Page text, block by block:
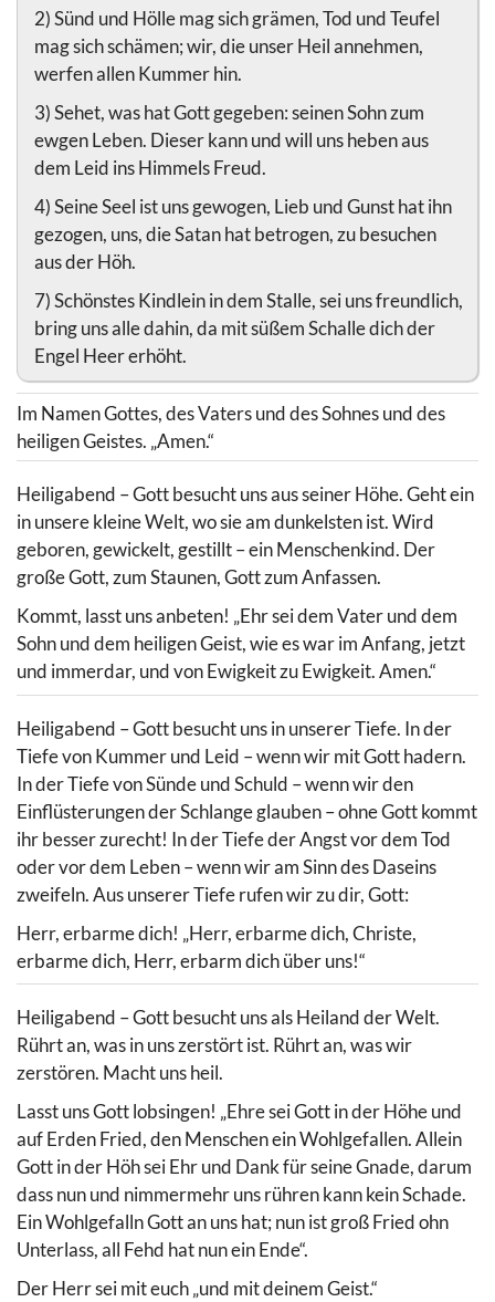
2) Sünd und Hölle mag sich grämen, Tod und Teufel
mag sich schämen; wir, die unser Heil annehmen,
werfen allen Kummer hin.
3) Sehet, was hat Gott gegeben: seinen Sohn zum
ewgen Leben. Dieser kann und will uns heben aus
dem Leid ins Himmels Freud.
4) Seine Seel ist uns gewogen, Lieb und Gunst hat ihn
gezogen, uns, die Satan hat betrogen, zu besuchen
aus der Höh.
7) Schönstes Kindlein in dem Stalle, sei uns freundlich,
bring uns alle dahin, da mit süßem Schalle dich der
Engel Heer erhöht.
Im Namen Gottes, des Vaters und des Sohnes und des
heiligen Geistes. „Amen.“
Heiligabend – Gott besucht uns aus seiner Höhe. Geht ein
in unsere kleine Welt, wo sie am dunkelsten ist. Wird
geboren, gewickelt, gestillt – ein Menschenkind. Der
große Gott, zum Staunen, Gott zum Anfassen.
Kommt, lasst uns anbeten! „Ehr sei dem Vater und dem
Sohn und dem heiligen Geist, wie es war im Anfang, jetzt
und immerdar, und von Ewigkeit zu Ewigkeit. Amen.“
Heiligabend – Gott besucht uns in unserer Tiefe. In der
Tiefe von Kummer und Leid – wenn wir mit Gott hadern.
In der Tiefe von Sünde und Schuld – wenn wir den
Einflüsterungen der Schlange glauben – ohne Gott kommt
ihr besser zurecht! In der Tiefe der Angst vor dem Tod
oder vor dem Leben – wenn wir am Sinn des Daseins
zweifeln. Aus unserer Tiefe rufen wir zu dir, Gott:
Herr, erbarme dich! „Herr, erbarme dich, Christe,
erbarme dich, Herr, erbarm dich über uns!“
Heiligabend – Gott besucht uns als Heiland der Welt.
Rührt an, was in uns zerstört ist. Rührt an, was wir
zerstören. Macht uns heil.
Lasst uns Gott lobsingen! „Ehre sei Gott in der Höhe und
auf Erden Fried, den Menschen ein Wohlgefallen. Allein
Gott in der Höh sei Ehr und Dank für seine Gnade, darum
dass nun und nimmermehr uns rühren kann kein Schade.
Ein Wohlgefalln Gott an uns hat; nun ist groß Fried ohn
Unterlass, all Fehd hat nun ein Ende“.
Der Herr sei mit euch „und mit deinem Geist.“